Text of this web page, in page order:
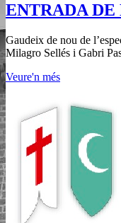
ENTRADA DE
Gaudeix de nou de
Milagro Sellés i Gabri
Veure'n més